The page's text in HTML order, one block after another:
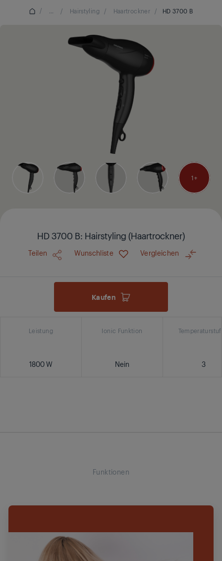
/ ... / Hairstyling / Haartrockner / HD 3700 B
1
HD 3700 B: Hairstyling (Haartrockner)
Teilen Wunschliste Vergleichen
Kaufen
Leistung
1800 W
Ionic Funktion
Nein 3
Funktionen